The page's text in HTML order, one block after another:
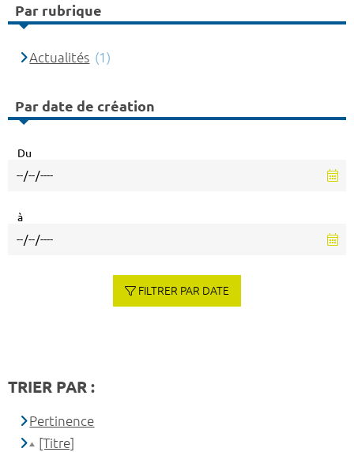
Par rubrique
Actualités (1)
Par date de création
Du
à
FILTRER PAR DATE
TRIER PAR :
Pertinence
[Titre]